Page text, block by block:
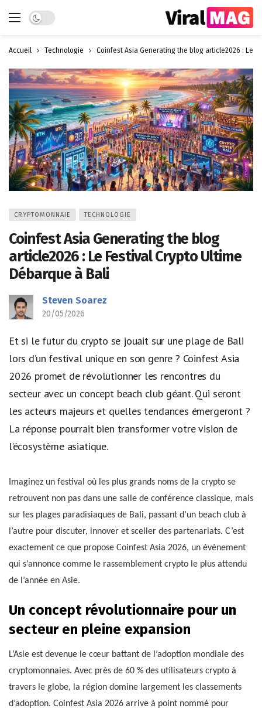
Dark mode
Accueil Technologie Coinfest Asia Generating the blog article2026 : Le
CRYPTOMONNAIE TECHNOLOGIE
Coinfest Asia Generating the blog
article2026 : Le Festival Crypto Ultime
Débarque à Bali
Steven Soarez
20/05/2026
Et si le futur du crypto se jouait sur une plage de Bali
lors d’un festival unique en son genre ? Coinfest Asia
2026 promet de révolutionner les rencontres du
secteur avec un concept beach club géant. Qui seront
les acteurs majeurs et quelles tendances émergeront ?
La réponse pourrait bien transformer votre vision de
l’écosystème asiatique.
Imaginez un festival où les plus grands noms de la crypto se
retrouvent non pas dans une salle de conférence classique, mais
sur les plages paradisiaques de Bali, passant d’un beach club à
l’autre pour discuter, innover et sceller des partenariats. C’est
exactement ce que propose Coinfest Asia 2026, un événement
qui s’annonce comme le rassemblement crypto le plus attendu
de l’année en Asie.
Un concept révolutionnaire pour un
secteur en pleine expansion
L’Asie est devenue le cœur battant de l’adoption mondiale des
cryptomonnaies. Avec près de 60 % des utilisateurs crypto à
travers le globe, la région domine largement les classements
d’adoption. Coinfest Asia 2026 arrive à point nommé pour